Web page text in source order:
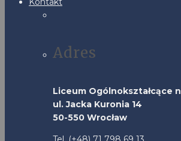
Adres
Liceum Ogólnokształcące
ul. Jacka Kuronia 14
50-550 Wrocław